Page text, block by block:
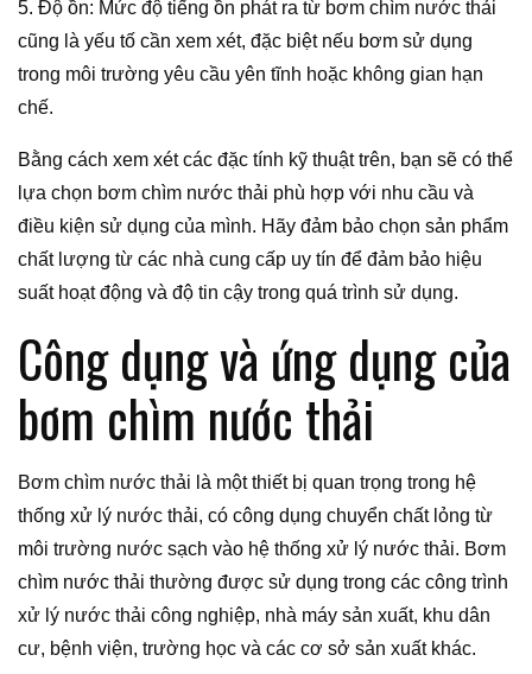
5. Độ ồn: Mức độ tiếng ồn phát ra từ bơm chìm nước thải
cũng là yếu tố cần xem xét, đặc biệt nếu bơm sử dụng
trong môi trường yêu cầu yên tĩnh hoặc không gian hạn
chế.
Bằng cách xem xét các đặc tính kỹ thuật trên, bạn sẽ có thể
lựa chọn bơm chìm nước thải phù hợp với nhu cầu và
điều kiện sử dụng của mình. Hãy đảm bảo chọn sản phẩm
chất lượng từ các nhà cung cấp uy tín để đảm bảo hiệu
suất hoạt động và độ tin cậy trong quá trình sử dụng.
Công dụng và ứng dụng của
bơm chìm nước thải
Bơm chìm nước thải là một thiết bị quan trọng trong hệ
thống xử lý nước thải, có công dụng chuyển chất lỏng từ
môi trường nước sạch vào hệ thống xử lý nước thải. Bơm
chìm nước thải thường được sử dụng trong các công trình
xử lý nước thải công nghiệp, nhà máy sản xuất, khu dân
cư, bệnh viện, trường học và các cơ sở sản xuất khác.